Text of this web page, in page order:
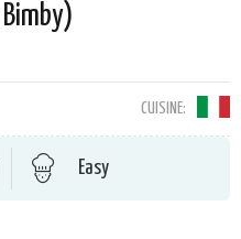
CUISINE:
Easy